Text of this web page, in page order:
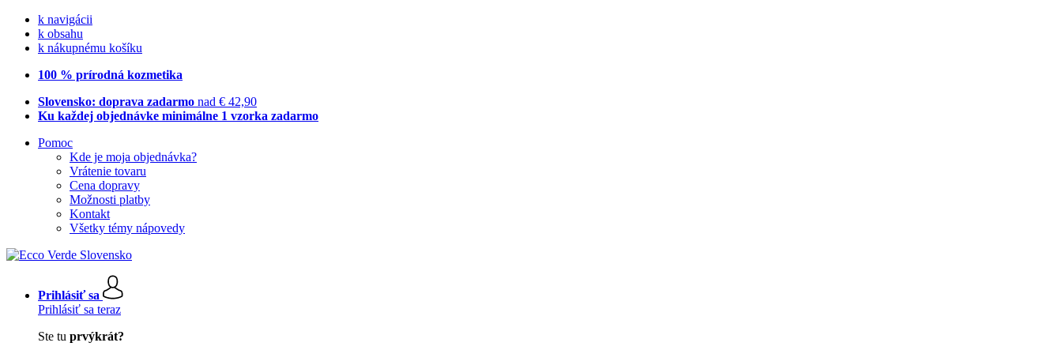
k navigácii
k obsahu
k nákupnému košíku
100 % prírodná kozmetika
Slovensko: doprava zadarmo nad € 42,90
Ku každej objednávke minimálne 1 vzorka zadarmo
Pomoc
Kde je moja objednávka?
Vrátenie tovaru
Cena dopravy
Možnosti platby
Kontakt
Všetky témy nápovedy
Prihlásiť sa
Prihlásiť sa teraz
Ste tu prvýkrát?